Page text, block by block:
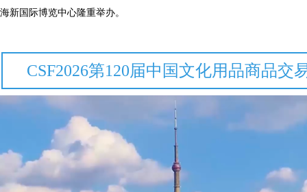
海新国际博览中心隆重举办。
CSF2026第120届中国文化用品商品交